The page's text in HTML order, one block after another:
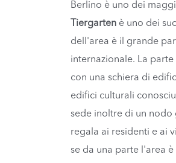
Berlino è uno dei
Tiergarten è uno dei
dell'area è il grande
internazionale. La
con una schiera di
edifici culturali
sede inoltre di un
regala ai residenti e ai
se da una parte l'area